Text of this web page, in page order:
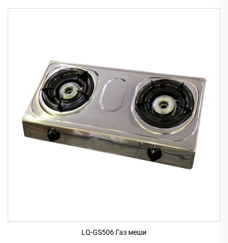
LQ-GS506 Газ меши